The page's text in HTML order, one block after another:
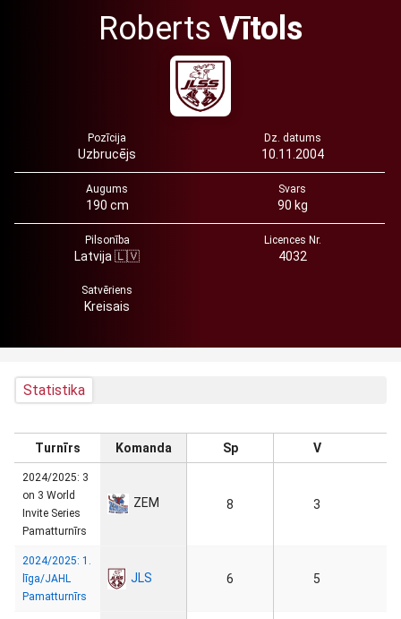
Roberts Vītols
Pozīcija
Uzbrucējs
Dz. datums
10.11.2004
Augums
190 cm
Svars
90 kg
Pilsonība
Latvija 🇱🇻
Licences Nr.
4032
Satvēriens
Kreisais
Statistika
Turnīrs Komanda Sp V
2024/2025: 3
on 3 World
Invite Series
Pamatturnīrs
ZEM 8 3
2024/2025: 1.
līga/JAHL
Pamatturnīrs
JLS 6 5